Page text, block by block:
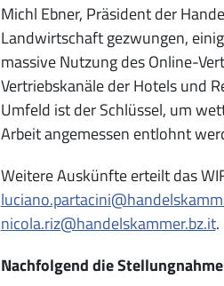
Michl Ebner, Präsident der
Landwirtschaft gezwungen,
massive Nutzung des Online-
Vertriebskanäle der Hotels und
Umfeld ist der Schlüssel, um
Arbeit angemessen entlohnt
Weitere Auskünfte erteilt das
nicola.riz@handelskammer.bz.it.
Nachfolgend die